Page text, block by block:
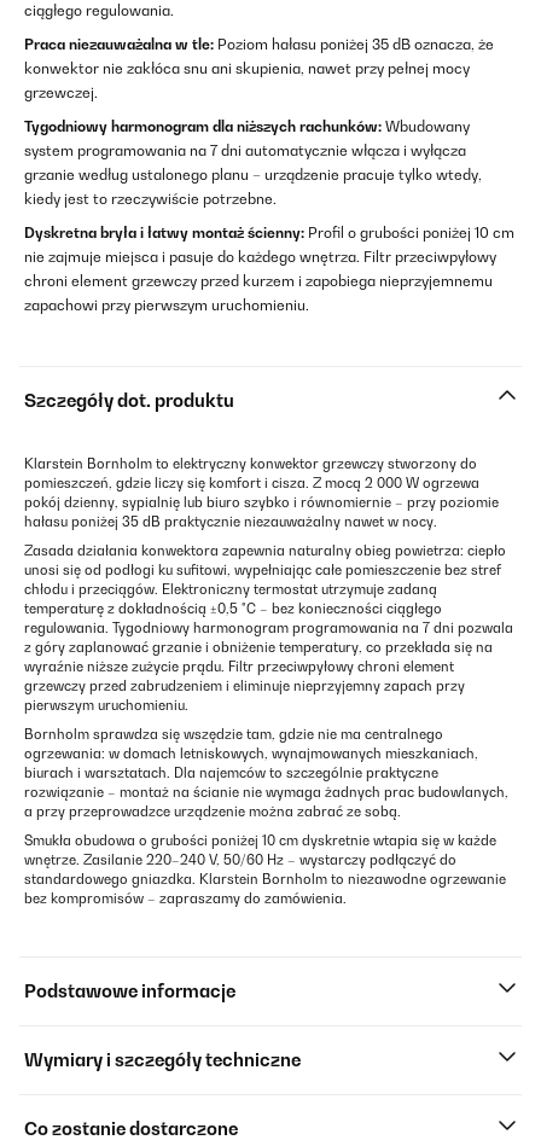
ciągłego regulowania.
Praca niezauważalna w tle: Poziom hałasu poniżej 35 dB oznacza, że
konwektor nie zakłóca snu ani skupienia, nawet przy pełnej mocy
grzewczej.
Tygodniowy harmonogram dla niższych rachunków: Wbudowany
system programowania na 7 dni automatycznie włącza i wyłącza
grzanie według ustalonego planu – urządzenie pracuje tylko wtedy,
kiedy jest to rzeczywiście potrzebne.
Dyskretna bryła i łatwy montaż ścienny: Profil o grubości poniżej 10 cm
nie zajmuje miejsca i pasuje do każdego wnętrza. Filtr przeciwpyłowy
chroni element grzewczy przed kurzem i zapobiega nieprzyjemnemu
zapachowi przy pierwszym uruchomieniu.
Szczegóły dot. produktu
Klarstein Bornholm to elektryczny konwektor grzewczy stworzony do
pomieszczeń, gdzie liczy się komfort i cisza. Z mocą 2 000 W ogrzewa
pokój dzienny, sypialnię lub biuro szybko i równomiernie – przy poziomie
hałasu poniżej 35 dB praktycznie niezauważalny nawet w nocy.
Zasada działania konwektora zapewnia naturalny obieg powietrza: ciepło
unosi się od podłogi ku sufitowi, wypełniając całe pomieszczenie bez stref
chłodu i przeciągów. Elektroniczny termostat utrzymuje zadaną
temperaturę z dokładnością ±0,5 °C – bez konieczności ciągłego
regulowania. Tygodniowy harmonogram programowania na 7 dni pozwala
z góry zaplanować grzanie i obniżenie temperatury, co przekłada się na
wyraźnie niższe zużycie prądu. Filtr przeciwpyłowy chroni element
grzewczy przed zabrudzeniem i eliminuje nieprzyjemny zapach przy
pierwszym uruchomieniu.
Bornholm sprawdza się wszędzie tam, gdzie nie ma centralnego
ogrzewania: w domach letniskowych, wynajmowanych mieszkaniach,
biurach i warsztatach. Dla najemców to szczególnie praktyczne
rozwiązanie – montaż na ścianie nie wymaga żadnych prac budowlanych,
a przy przeprowadzce urządzenie można zabrać ze sobą.
Smukła obudowa o grubości poniżej 10 cm dyskretnie wtapia się w każde
wnętrze. Zasilanie 220–240 V, 50/60 Hz – wystarczy podłączyć do
standardowego gniazdka. Klarstein Bornholm to niezawodne ogrzewanie
bez kompromisów – zapraszamy do zamówienia.
Podstawowe informacje
Wymiary i szczegóły techniczne
Co zostanie dostarczone